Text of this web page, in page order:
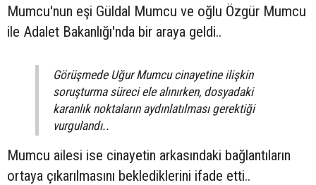
Mumcu'nun eşi Güldal Mumcu ve oğlu Özgür Mumcu
ile Adalet Bakanlığı'nda bir araya geldi..
Görüşmede Uğur Mumcu cinayetine ilişkin
soruşturma süreci ele alınırken, dosyadaki
karanlık noktaların aydınlatılması gerektiği
vurgulandı..
Mumcu ailesi ise cinayetin arkasındaki bağlantıların
ortaya çıkarılmasını beklediklerini ifade etti..